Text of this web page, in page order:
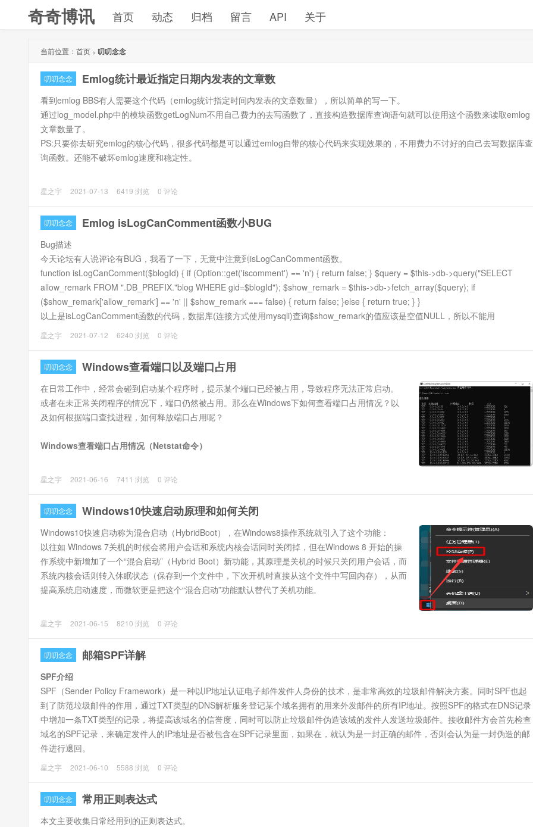
奇奇博讯 首页 动态 归档 留言 API 关于
当前位置： 首页 > 叨叨念念
叨叨念念 Emlog统计最近指定日期内发表的文章数
看到emlog BBS有人需要这个代码（emlog统计指定时间内发表的文章数量），所以简单的写一下。
通过log_model.php中的模块函数getLogNum不用自己费力的去写函数了，直接构造数据库查询语句就可以使用这个函数来读取emlog
文章数量了。
PS:只要你去研究emlog的核心代码，很多代码都是可以通过emlog自带的核心代码来实现效果的，不用费力不讨好的自己去写数据库查
询函数。还能不破坏emlog速度和稳定性。
以下是这段代码，你可以在模版文件的任何地方使用，这个只是简单写一下，当然这个还可以写成函数的格式。建议使用的时候自己改
星之宇 2021-07-13 6419 浏览 0 评论
叨叨念念 Emlog isLogCanComment函数小BUG
Bug描述
今天论坛有人说评论有BUG，我看了一下，无意中注意到isLogCanComment函数。
function isLogCanComment($blogId) { if (Option::get('iscomment') == 'n') { return false; } $query = $this->db->query("SELECT
allow_remark FROM ".DB_PREFIX."blog WHERE gid=$blogId"); $show_remark = $this->db->fetch_array($query); if
($show_remark['allow_remark'] == 'n' || $show_remark === false) { return false; }else { return true; } }
以上是isLogCanComment函数的代码，数据库(连接方式使用mysqli)查询$show_remark的值应该是空值NULL，所以不能用
===false。
影响就是POST伪造gid，可以把评论发布到不存在或者未审核未发布的文章下，影响应该不大。
星之宇 2021-07-12 6240 浏览 0 评论
叨叨念念 Windows查看端口以及端口占用
在日常工作中，经常会碰到启动某个程序时，提示某个端口已经被占用，导致程序无法正常启动。
或者在未正常关闭程序的情况下，端口仍然被占用。那么在Windows下如何查看端口占用情况？以
及如何根据端口查找进程，如何释放端口占用呢？
Windows查看端口占用情况（Netstat命令）
星之宇 2021-06-16 7411 浏览 0 评论
叨叨念念 Windows10快速启动原理和如何关闭
Windows10快速启动称为混合启动（HybridBoot），在Windows8操作系统就引入了这个功能：
以往如 Windows 7关机的时候会将用户会话和系统内核会话同时关闭掉，但在Windows 8 开始的操
作系统中新增加了一个“混合启动”（Hybrid Boot）新功能，其原理是关机的时候只关闭用户会话，而
系统内核会话则转入休眠状态（保存到一个文件中，下次开机时直接从这个文件中写回内存），从而
提高系统启动速度，而微软更是把这个“混合启动”功能默认替代了关机功能。
“睡眠”模式
之前一模一样，睡眠期间不可断电，断电的话内存上的所有数据全部丢失，只能重新开机。
星之宇 2021-06-15 8210 浏览 0 评论
叨叨念念 邮箱SPF详解
SPF介绍
SPF（Sender Policy Framework）是一种以IP地址认证电子邮件发件人身份的技术，是非常高效的垃圾邮件解决方案。同时SPF也起
到了防范垃圾邮件的作用，通过TXT类型的DNS解析服务登记某个域名拥有的用来外发邮件的所有IP地址。按照SPF的格式在DNS记录
中增加一条TXT类型的记录，将提高该域名的信誉度，同时可以防止垃圾邮件伪造该域的发件人发送垃圾邮件。接收邮件方会首先检查
域名的SPF记录，来确定发件人的IP地址是否被包含在SPF记录里面，如果在，就认为是一封正确的邮件，否则会认为是一封伪造的邮
件进行退回。
星之宇 2021-06-10 5588 浏览 0 评论
叨叨念念 常用正则表达式
本文主要收集日常经用到的正则表达式。